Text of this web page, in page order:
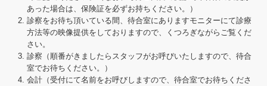
あった場合は、保険証を必ずお持ちください。）
診察をお待ち頂いている間、待合室にありますモニターにて診療
方法等の映像提供をしておりますので、くつろぎながらご覧くだ
さい。
診察（順番がきましたらスタッフがお呼びいたしますので、待合
室でお待ちください。）
会計（受付にて名前をお呼びしますので、待合室でお待ちくださ